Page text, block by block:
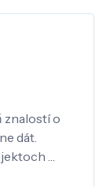
znalostí o
dát.
…